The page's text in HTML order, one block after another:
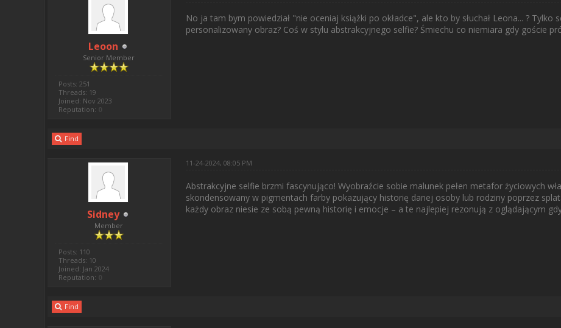
Leoon
Senior Member
Posts: 251
Threads: 19
Joined: Nov 2023
Reputation: 0
No ja tam bym powiedział "nie oceniaj książki po okładce", ale kto by słuchał Leona... ?
personalizowany obraz? Coś w stylu abstrakcyjnego selfie? Śmiechu co niemiara gdy goście
Find
Sidney
Member
Posts: 110
Threads: 10
Joined: Jan 2024
Reputation: 0
11-24-2024, 08:05 PM
Abstrakcyjne selfie brzmi fascynująco! Wyobraźcie sobie malunek pełen metafor życiowych
skondensowany w pigmentach farby pokazujący historię danej osoby lub rodziny poprzez
każdy obraz niesie ze sobą pewną historię i emocje – a te najlepiej rezonują z oglądającym
Find